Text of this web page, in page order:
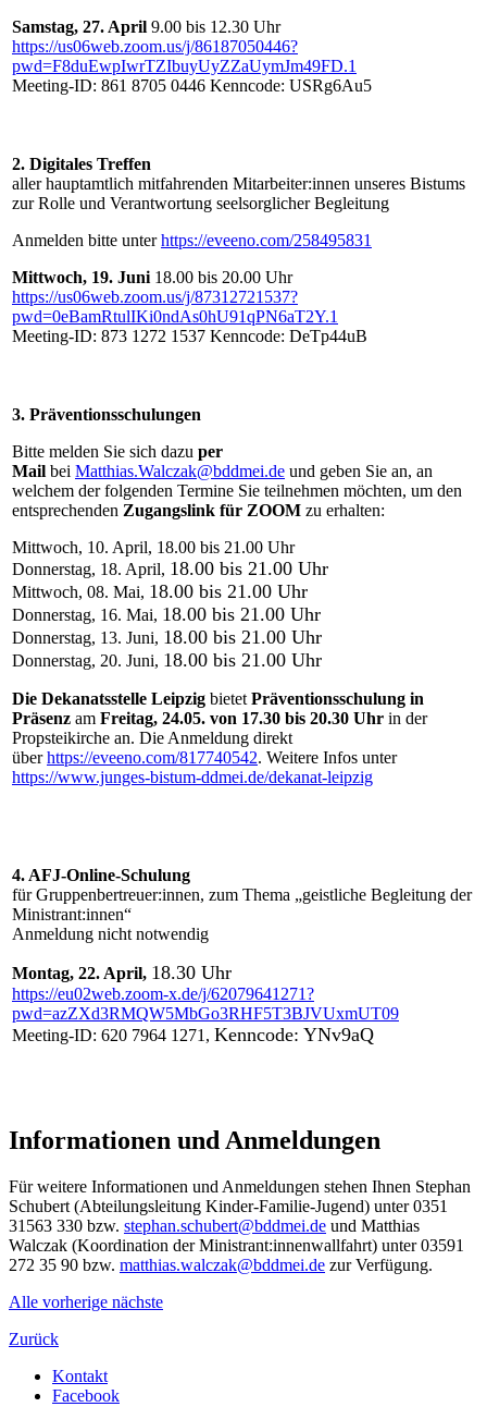
Samstag, 27. April 9.00 bis 12.30 Uhr
https://us06web.zoom.us/j/86187050446?
pwd=F8duEwpIwrTZIbuyUyZZaUymJm49FD.1
Meeting-ID: 861 8705 0446 Kenncode: USRg6Au5
2. Digitales Treffen
aller hauptamtlich mitfahrenden Mitarbeiter:innen unseres Bistums
zur Rolle und Verantwortung seelsorglicher Begleitung
Anmelden bitte unter https://eveeno.com/258495831
Mittwoch, 19. Juni 18.00 bis 20.00 Uhr
https://us06web.zoom.us/j/87312721537?
pwd=0eBamRtulIKi0ndAs0hU91qPN6aT2Y.1
Meeting-ID: 873 1272 1537 Kenncode: DeTp44uB
3. Präventionsschulungen
Bitte melden Sie sich dazu per
Mail bei Matthias.Walczak@bddmei.de und geben Sie an, an
welchem der folgenden Termine Sie teilnehmen möchten, um den
entsprechenden Zugangslink für ZOOM zu erhalten:
Mittwoch, 10. April, 18.00 bis 21.00 Uhr
Donnerstag, 18. April, 18.00 bis 21.00 Uhr
Mittwoch, 08. Mai, 18.00 bis 21.00 Uhr
Donnerstag, 16. Mai, 18.00 bis 21.00 Uhr
Donnerstag, 13. Juni, 18.00 bis 21.00 Uhr
Donnerstag, 20. Juni, 18.00 bis 21.00 Uhr
Die Dekanatsstelle Leipzig bietet Präventionsschulung in
Präsenz am Freitag, 24.05. von 17.30 bis 20.30 Uhr in der
Propsteikirche an. Die Anmeldung direkt
überhttps://eveeno.com/817740542. Weitere Infos unter
https://www.junges-bistum-ddmei.de/dekanat-leipzig
4. AFJ-Online-Schulung
für Gruppenbertreuer:innen, zum Thema „geistliche Begleitung der
Ministrant:innen“
Anmeldung nicht notwendig
Montag, 22. April, 18.30 Uhr
https://eu02web.zoom-x.de/j/62079641271?
pwd=azZXd3RMQW5MbGo3RHF5T3BJVUxmUT09
Meeting-ID: 620 7964 1271, Kenncode: YNv9aQ
Informationen und Anmeldungen
Für weitere Informationen und Anmeldungen stehen Ihnen Stephan
Schubert (Abteilungsleitung Kinder-Familie-Jugend) unter 0351
31563 330 bzw. stephan.schubert@bddmei.de und Matthias
Walczak (Koordination der Ministrant:innenwallfahrt) unter 03591
272 35 90 bzw. matthias.walczak@bddmei.de zur Verfügung.
Alle vorherige nächste
Zurück
Kontakt
Facebook